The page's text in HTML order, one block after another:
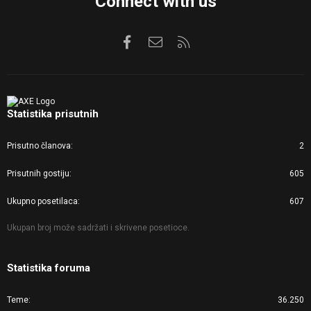
FacebookKontaktirajte nas
Statistika prisutnih
Prisutno članova 2
Prisutnih gostiju 605
Ukupno posetilaca 607
Ukupan broj može sadržati i skrivene posetioce.
Statistika foruma
Teme 36.250